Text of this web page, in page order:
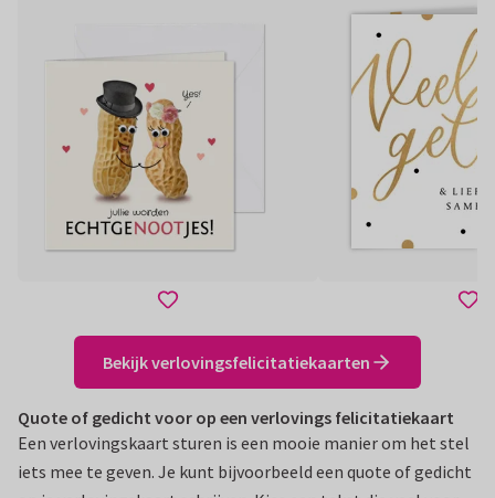
Bekijk verlovingsfelicitatiekaarten
Quote of gedicht voor op een verlovings felicitatiekaart
Een verlovingskaart sturen is een mooie manier om het stel
iets mee te geven. Je kunt bijvoorbeeld een quote of gedicht